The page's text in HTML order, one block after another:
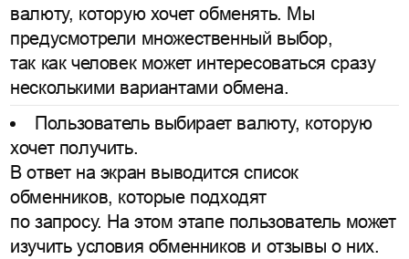
валюту, которую хочет обменять. Мы
предусмотрели множественный выбор,
так как человек может интересоваться сразу
несколькими вариантами обмена.
Пользователь выбирает валюту, которую
хочет получить.
В ответ на экран выводится список
обменников, которые подходят
по запросу. На этом этапе пользователь может
изучить условия обменников и отзывы о них.